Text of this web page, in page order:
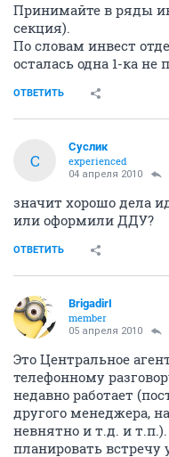
Принимайте в ряды
секция).
По словам инвест
осталась одна 1-ка не
ОТВЕТИТЬ
С
Суслик
experienced
04 апреля 2010
значит хорошо дела
или оформили ДДУ?
ОТВЕТИТЬ
BrigadirI
member
05 апреля 2010
Это Центральное
телефонному
недавно работает
другого менеджера,
невнятно и т.д. и
планировать встречу